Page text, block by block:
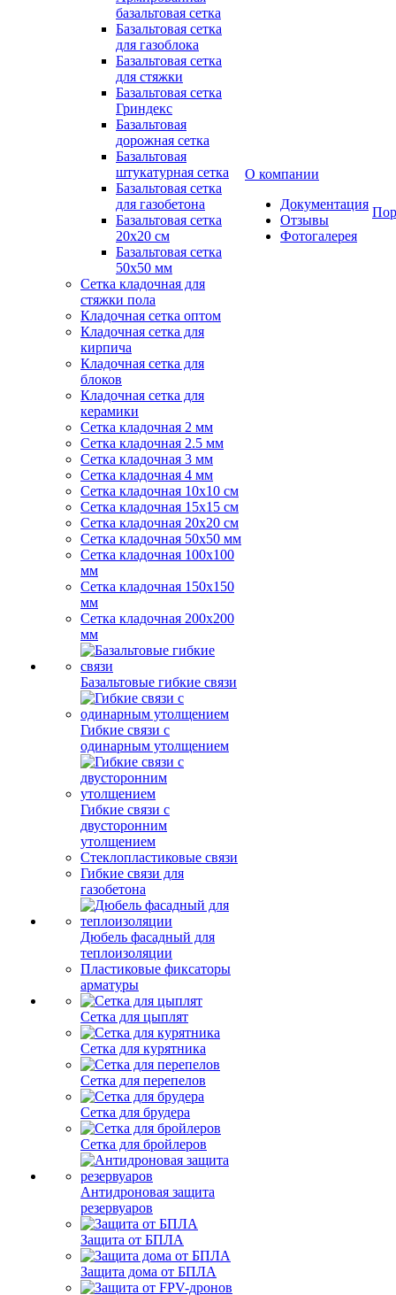
базальтовая сетка
Базальтовая сетка
для газоблока
Базальтовая сетка
для стяжки
Базальтовая сетка
Гриндекс
Базальтовая
дорожная сетка
Базальтовая
штукатурная сетка
Базальтовая сетка
для газобетона
Базальтовая сетка
20x20 см
Базальтовая сетка
50x50 мм
Сетка кладочная для
стяжки пола
Кладочная сетка оптом
Кладочная сетка для
кирпича
Кладочная сетка для
блоков
Кладочная сетка для
керамики
Сетка кладочная 2 мм
Сетка кладочная 2.5 мм
Сетка кладочная 3 мм
Сетка кладочная 4 мм
Сетка кладочная 10x10 см
Сетка кладочная 15x15 см
Сетка кладочная 20x20 см
Сетка кладочная 50x50 мм
Сетка кладочная 100x100
мм
Сетка кладочная 150x150
мм
Сетка кладочная 200x200
мм
Базальтовые гибкие связи
Гибкие связи с
одинарным утолщением
Гибкие связи с
двусторонним
утолщением
Стеклопластиковые связи
Гибкие связи для
газобетона
Дюбель фасадный для
теплоизоляции
Пластиковые фиксаторы
арматуры
Сетка для цыплят
Сетка для курятника
Сетка для перепелов
Сетка для брудера
Сетка для бройлеров
Антидроновая защита
резервуаров
Защита от БПЛА
Защита дома от БПЛА
О компании
Документация
Отзывы
Фотогалерея